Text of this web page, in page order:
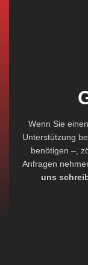
Wenn Sie
Unterstützung
benötigen –,
Anfragen
uns